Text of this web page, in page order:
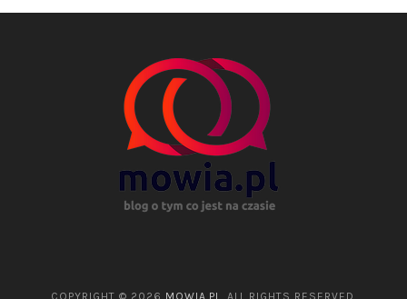
COPYRIGHT © 2026 MOWIA.PL . ALL RIGHTS RESERVED.